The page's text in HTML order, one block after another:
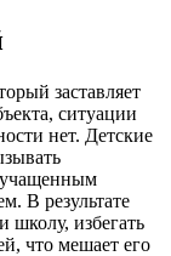
заставляет
ситуации
нет. Детские
учащенным
В результате
школу, избегать
что мешает его